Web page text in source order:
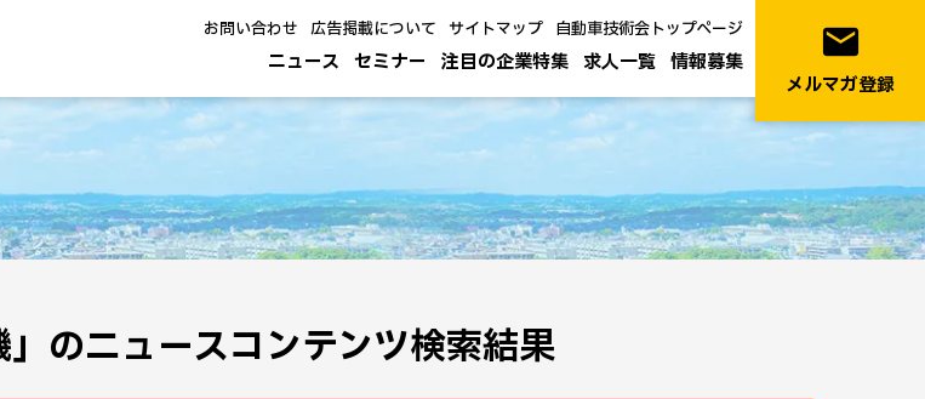
ニュース セミナー 注目の企業特集 求人一覧 情報募集
お問い合わせ 広告掲載について サイトマップ 自動車技術会トップページ email
メルマガ登録
」のニュースコンテンツ検索結果